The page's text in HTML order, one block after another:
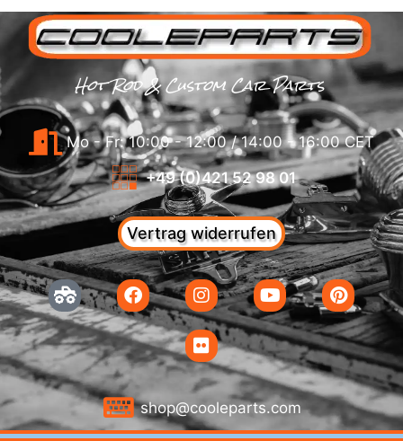
Hot Rod & Custom Car Parts
Mo - Fr: 10:00 - 12:00 / 14:00 - 16:00 CET
+49 (0)421 52 98 01
Vertrag widerrufen
shop@cooleparts.com